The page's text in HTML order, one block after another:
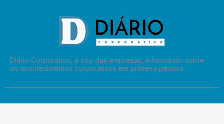
Diário Corporativo, a voz das empresas, informando sobre
os acontecimentos corporativos em primeira pessoa.